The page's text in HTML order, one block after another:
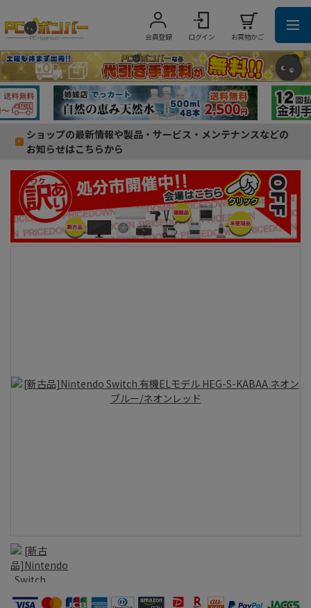
会員登録 ログイン お買物かご
ショップの最新情報や製品・サービス・メンテナンスなどの
お知らせはこちらから